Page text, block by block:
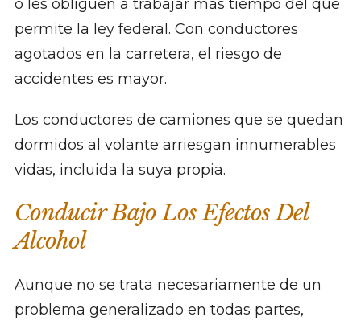
o les obliguen a trabajar más tiempo del que
permite la ley federal. Con conductores
agotados en la carretera, el riesgo de
accidentes es mayor.
Los conductores de camiones que se quedan
dormidos al volante arriesgan innumerables
vidas, incluida la suya propia.
Conducir Bajo Los Efectos Del
Alcohol
Aunque no se trata necesariamente de un
problema generalizado en todas partes,